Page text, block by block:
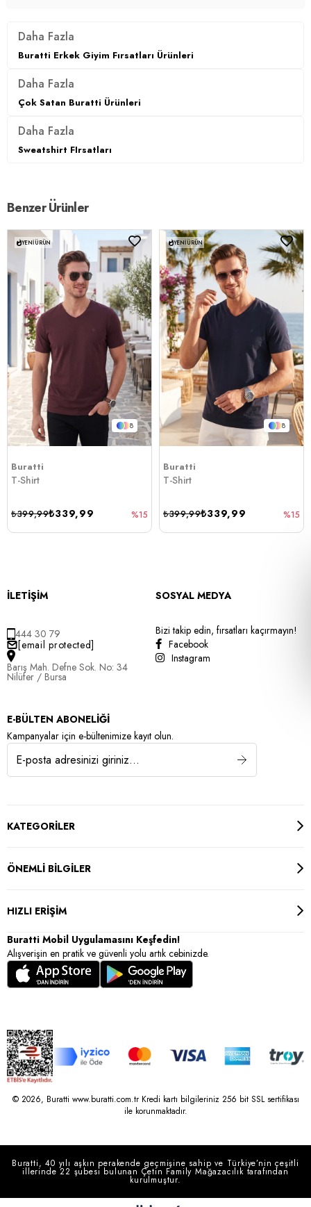
Yaş Grubu: Yetişkin
Menşei:Türkiye
Daha Fazla
Buratti Erkek Giyim Fırsatları Ürünleri
Daha Fazla
Çok Satan Buratti Ürünleri
Daha Fazla
Sweatshirt FIrsatları
Benzer Ürünler
8
YENI ÜRÜN
Buratti
T-Shirt
₺339,99
₺399,99 %15
8
YENI ÜRÜN
Buratti
T-Shirt
₺339,99
₺399,99 %15
İLETİŞİM
444 30 79
[email protected]
Barış Mah. Defne Sok. No: 34
Nilüfer / Bursa
SOSYAL MEDYA
Bizi takip edin, fırsatları kaçırmayın!
Facebook
Instagram
E-BÜLTEN ABONELİĞİ
Kampanyalar için e-bültenimize kayıt olun.
KATEGORİLER
ÖNEMLİ BİLGİLER
HIZLI ERİŞİM
Buratti Mobil Uygulamasını Keşfedin!
Alışverişin en pratik ve güvenli yolu artık cebinizde.
© 2026, Buratti www.buratti.com.tr Kredi kartı bilgileriniz 256 bit SSL sertifikası
ile korunmaktadır.
Buratti, 40 yılı aşkın perakende geçmişine sahip ve Türkiye’nin çeşitli
illerinde 22 şubesi bulunan Çetin Family Mağazacılık tarafından
kurulmuştur.